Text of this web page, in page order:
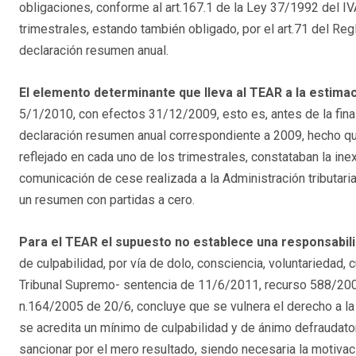
obligaciones, conforme al art.167.1 de la Ley 37/1992 del
trimestrales, estando también obligado, por el art.71 del
declaración resumen anual.
El elemento determinante que lleva al TEAR a la
5/1/2010, con efectos 31/12/2009, esto es, antes de la
declaración resumen anual correspondiente a 2009, hecho
reflejado en cada uno de los trimestrales, constataban la
comunicación de cese realizada a la Administración
un resumen con partidas a cero.
Para el TEAR el supuesto no establece una
de culpabilidad, por vía de dolo, consciencia, voluntariedad,
Tribunal Supremo- sentencia de 11/6/2011, recurso 588/
n.164/2005 de 20/6, concluye que se vulnera el derecho a
se acredita un mínimo de culpabilidad y de ánimo
sancionar por el mero resultado, siendo necesaria la